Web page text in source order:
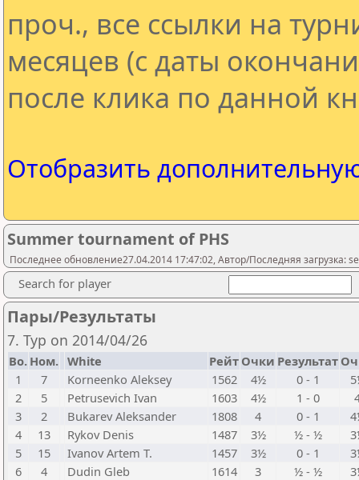
проч., все ссылки на
месяцев (с даты
после клика по данной
Отобразить
Summer tournament of PHS
Последнее обновление27.04.2014 17:47:02, Автор/Последняя загрузка:
Search for player
Пары/Результаты
7. Тур on 2014/04/26
Bo. Ном. White Рейт Очки Результат
1
7 Korneenko Aleksey 1562 4½ 0 - 1
2
5 Petrusevich Ivan 1603 4½ 1 - 0
3
2 Bukarev Aleksander 1808 4 0 - 1
4
13 Rykov Denis 1487 3½ ½ - ½
5
15 Ivanov Artem T. 1457 3½ 0 - 1
6
4 Dudin Gleb 1614 3 ½ - ½